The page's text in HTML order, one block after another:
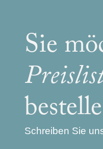
Sie
Schreiben Sie